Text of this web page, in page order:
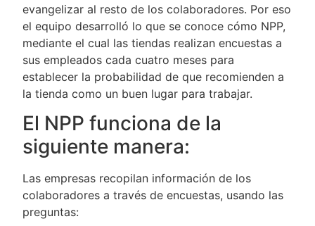
evangelizar al resto de los colaboradores. Por eso
el equipo desarrolló lo que se conoce cómo NPP,
mediante el cual las tiendas realizan encuestas a
sus empleados cada cuatro meses para
establecer la probabilidad de que recomienden a
la tienda como un buen lugar para trabajar.
El NPP funciona de la
siguiente manera:
Las empresas recopilan información de los
colaboradores a través de encuestas, usando las
preguntas: